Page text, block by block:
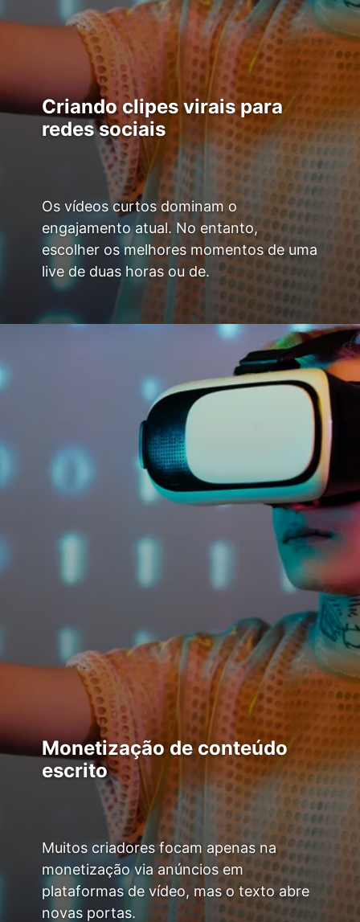
Criando clipes virais para
redes sociais
Os vídeos curtos dominam o
engajamento atual. No entanto,
escolher os melhores momentos de uma
live de duas horas ou de.
Monetização de conteúdo
escrito
Muitos criadores focam apenas na
monetização via anúncios em
plataformas de vídeo, mas o texto abre
novas portas.